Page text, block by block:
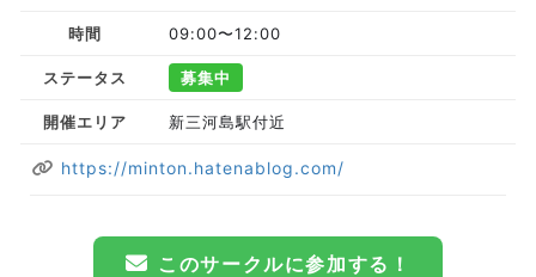
時間 09:00〜12:00
ステータス 募集中
開催エリア 新三河島駅付近
https://minton.hatenablog.com/
このサークルに参加する！